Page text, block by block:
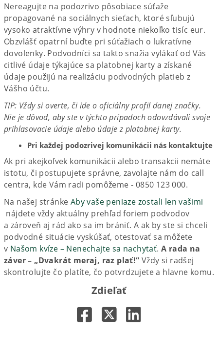
Nereagujte na podozrivo pôsobiace súťaže
propagované na sociálnych sieťach, ktoré sľubujú
vysoko atraktívne výhry v hodnote niekoľko tisíc eur.
Obzvlášť opatrní buďte pri súťažiach o lukratívne
dovolenky. Podvodníci sa takto snažia vylákať od Vás
citlivé údaje týkajúce sa platobnej karty a získané
údaje použijú na realizáciu podvodných platieb z
Vášho účtu.
TIP: Vždy si overte, či ide o oficiálny profil danej značky.
Nie je dôvod, aby ste v týchto prípadoch odovzdávali svoje
prihlasovacie údaje alebo údaje z platobnej karty.​
Pri každej podozrivej komunikácii nás kontaktujte
Ak pri akejkoľvek komunikácii alebo transakcii nemáte
istotu, či postupujete správne, zavolajte nám do call
centra, kde Vám radi pomôžeme - 0850 123 000.
Na našej stránke Aby vaše peniaze zostali len vašimi​
nájdete vždy aktuálny prehľad foriem podvodov
a zároveň aj rád ako sa im brániť. A ak by ste si chceli
podvodné situácie vyskúšať, otestovať sa môžete
v Našom kvíze – Nenechajte sa nachytať.A rada na
záver – „Dvakrát meraj, raz plať!“ Vždy si radšej
skontrolujte čo platíte, čo potvrdzujete a hlavne komu.
Zdieľať